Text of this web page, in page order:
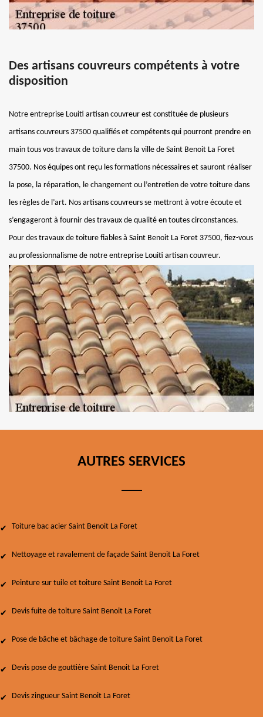
Des artisans couvreurs compétents à votre
disposition
Notre entreprise Louiti artisan couvreur est constituée de plusieurs
artisans couvreurs 37500 qualifiés et compétents qui pourront prendre en
main tous vos travaux de toiture dans la ville de Saint Benoit La Foret
37500. Nos équipes ont reçu les formations nécessaires et sauront réaliser
la pose, la réparation, le changement ou l’entretien de votre toiture dans
les règles de l’art. Nos artisans couvreurs se mettront à votre écoute et
s’engageront à fournir des travaux de qualité en toutes circonstances.
Pour des travaux de toiture fiables à Saint Benoit La Foret 37500, fiez-vous
au professionnalisme de notre entreprise Louiti artisan couvreur.
AUTRES SERVICES
Toiture bac acier Saint Benoit La Foret
Nettoyage et ravalement de façade Saint Benoit La Foret
Peinture sur tuile et toiture Saint Benoit La Foret
Devis fuite de toiture Saint Benoit La Foret
Pose de bâche et bâchage de toiture Saint Benoit La Foret
Devis pose de gouttière Saint Benoit La Foret
Devis zingueur Saint Benoit La Foret